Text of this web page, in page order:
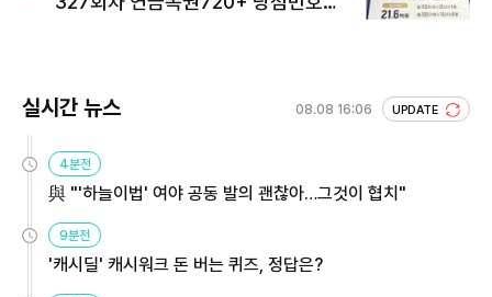
실시간 뉴스 08.08 16:06 UPDATE
4분전
與 "'하늘이법' 여야 공동 발의 괜찮아…그것이 협치"
9분전
'캐시딜' 캐시워크 돈 버는 퀴즈, 정답은?